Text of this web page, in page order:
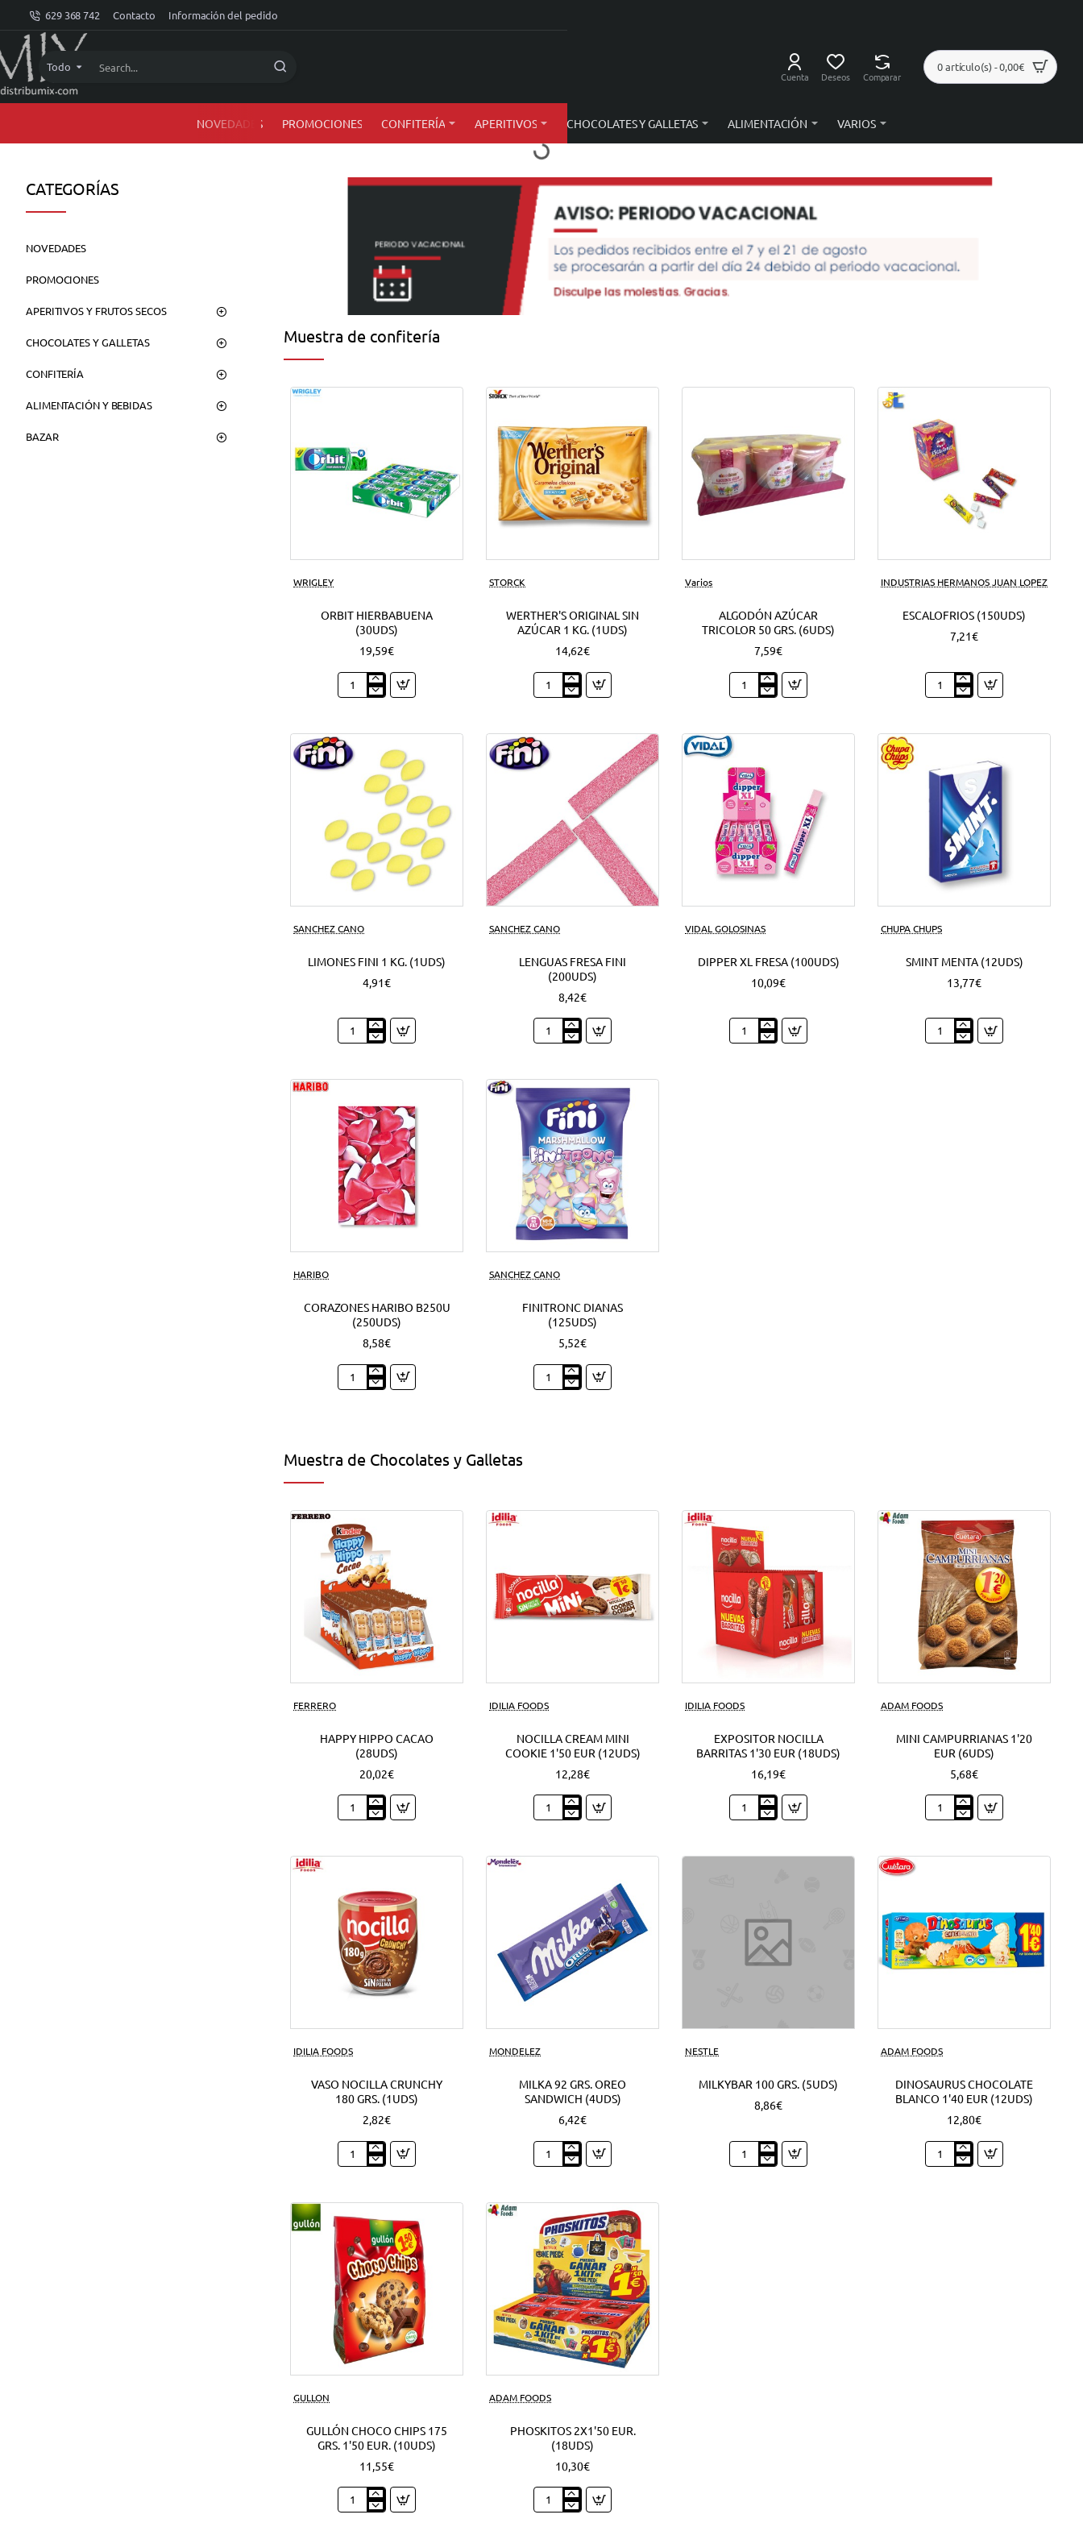
dMIX
Online
629 368 742 Contacto Información del pedido
Todo
Search... Cuenta Deseos Comparar
0 artículo(s) - 0,00€
NOVEDADES PROMOCIONES CONFITERÍA APERITIVOS CHOCOLATES Y GALLETAS ALIMENTACIÓN VARIOS
CATEGORÍAS
NOVEDADES
PROMOCIONES
APERITIVOS Y FRUTOS SECOS
CHOCOLATES Y GALLETAS
CONFITERÍA
ALIMENTACIÓN Y BEBIDAS
BAZAR
Muestra de confitería
WRIGLEY
ORBIT HIERBABUENA
(30UDS)
19,59€
Orbit
Hierbabuena
STORCK
WERTHER'S ORIGINAL SIN
AZÚCAR 1 KG. (1UDS)
14,62€
Werther's
Original
1
Kg.
(1Uds)
Varios
ALGODÓN AZÚCAR
TRICOLOR 50 GRS. (6UDS)
7,59€
Algodón
azúcar
Grs.
(6Uds)
INDUSTRIAS HERMANOS JUAN LOPEZ
ESCALOFRIOS (150UDS)
7,21€
Escalofrios
(150Uds)
SANCHEZ CANO
LIMONES FINI 1 KG. (1UDS)
4,91€
Limones
SANCHEZ CANO
LENGUAS FRESA FINI
(200UDS)
8,42€
Lenguas
VIDAL GOLOSINAS
DIPPER XL FRESA (100UDS)
10,09€
Dipper
CHUPA CHUPS
SMINT MENTA (12UDS)
13,77€
Smint
HARIBO
CORAZONES HARIBO B250U
(250UDS)
8,58€
Corazones
Haribo
SANCHEZ CANO
FINITRONC DIANAS
(125UDS)
5,52€
Finitronc
Dianas
Muestra de Chocolates y Galletas
FERRERO
HAPPY HIPPO CACAO
(28UDS)
20,02€
Happy
IDILIA FOODS
NOCILLA CREAM MINI
COOKIE 1'50 EUR (12UDS)
12,28€
Nocilla
IDILIA FOODS
EXPOSITOR NOCILLA
BARRITAS 1'30 EUR (18UDS)
16,19€
Expositor
ADAM FOODS
MINI CAMPURRIANAS 1'20
EUR (6UDS)
5,68€
Mini
IDILIA FOODS
VASO NOCILLA CRUNCHY
180 GRS. (1UDS)
2,82€
Vaso
Nocilla
(1Uds)
MONDELEZ
MILKA 92 GRS. OREO
SANDWICH (4UDS)
6,42€
Milka
92
(4Uds)
NESTLE
MILKYBAR 100 GRS. (5UDS)
8,86€
Milkybar
100
ADAM FOODS
DINOSAURUS CHOCOLATE
BLANCO 1'40 EUR (12UDS)
12,80€
Dinosaurus
Chocolate
GULLON
GULLÓN CHOCO CHIPS 175
GRS. 1'50 EUR. (10UDS)
11,55€
Gullón
ADAM FOODS
PHOSKITOS 2X1'50 EUR.
(18UDS)
10,30€
Phoskitos